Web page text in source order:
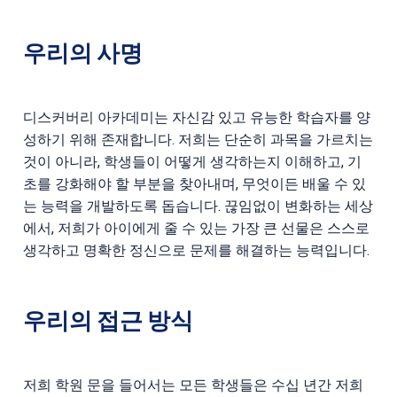
우리의 사명
디스커버리 아카데미는 자신감 있고 유능한 학습자를 양
성하기 위해 존재합니다. 저희는 단순히 과목을 가르치는
것이 아니라, 학생들이 어떻게 생각하는지 이해하고, 기
초를 강화해야 할 부분을 찾아내며, 무엇이든 배울 수 있
는 능력을 개발하도록 돕습니다. 끊임없이 변화하는 세상
에서, 저희가 아이에게 줄 수 있는 가장 큰 선물은 스스로
생각하고 명확한 정신으로 문제를 해결하는 능력입니다.
우리의 접근 방식
저희 학원 문을 들어서는 모든 학생들은 수십 년간 저희